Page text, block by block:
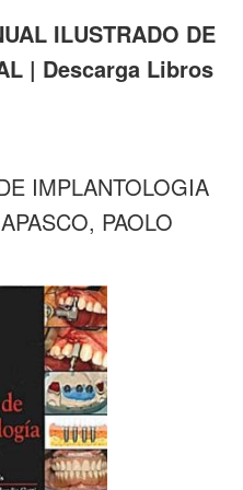
ILUSTRADO DE
| Descarga Libros
IMPLANTOLOGIA
PAOLO